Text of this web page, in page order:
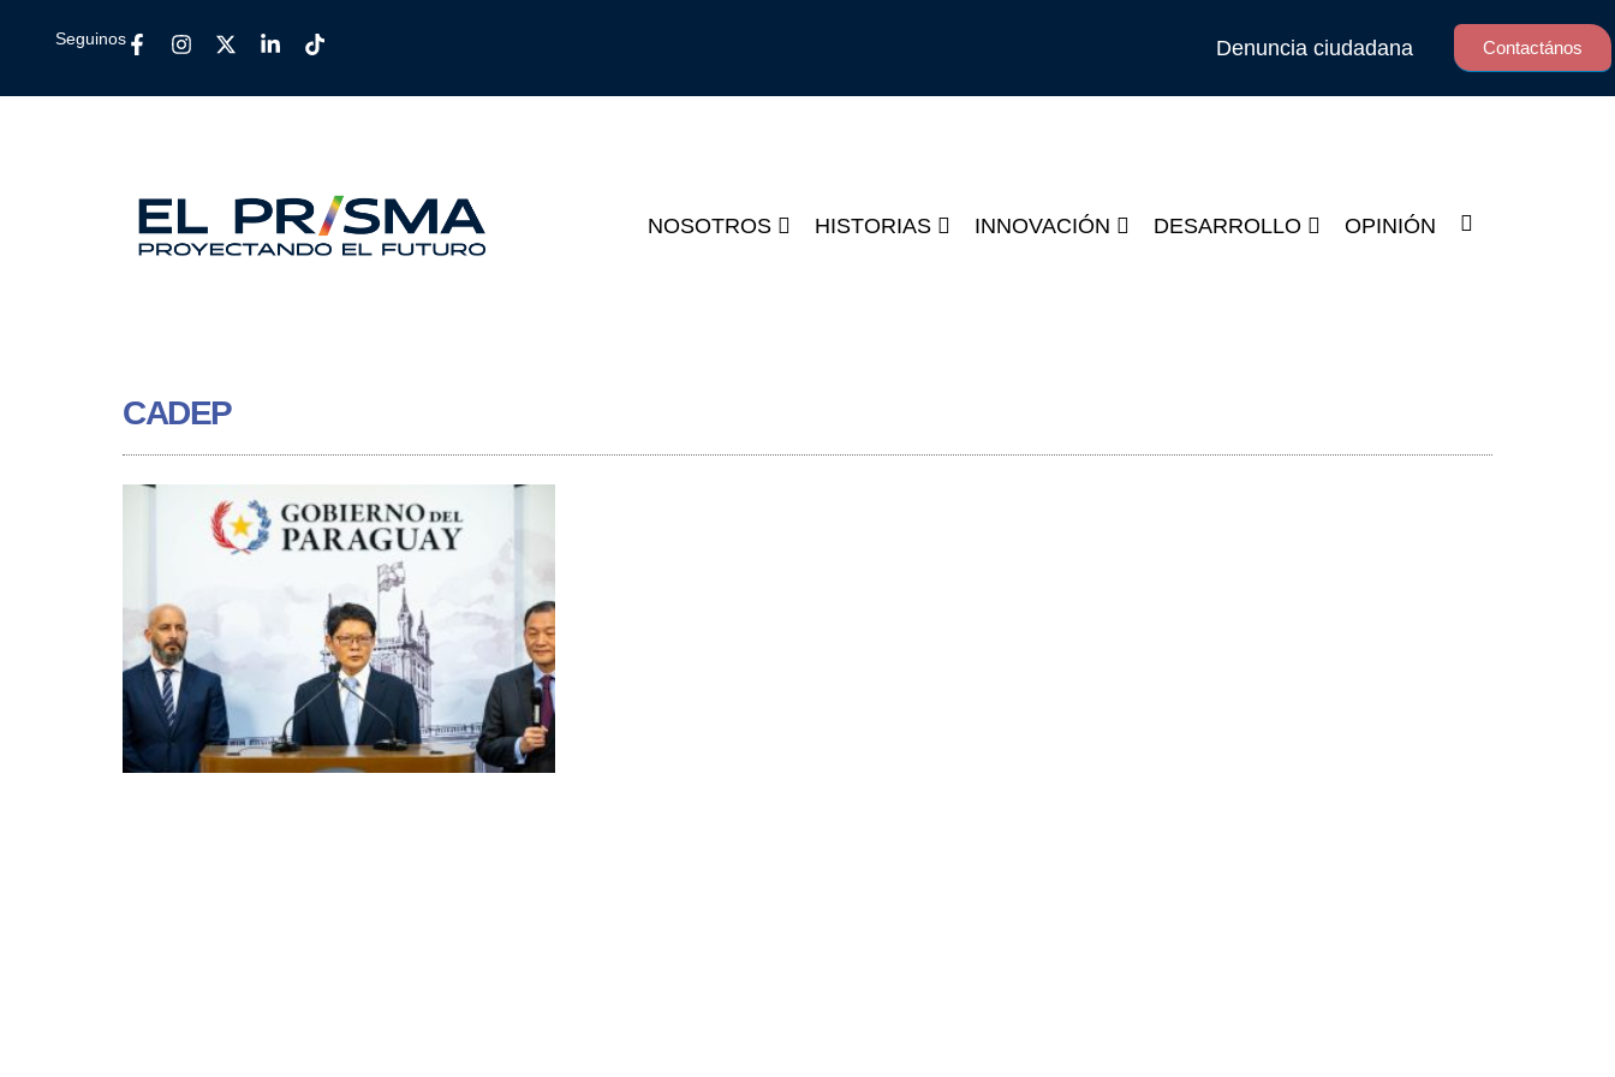
Seguinos Denuncia ciudadana Contactános
NOSOTROS HISTORIAS INNOVACIÓN DESARROLLO OPINIÓN
CADEP